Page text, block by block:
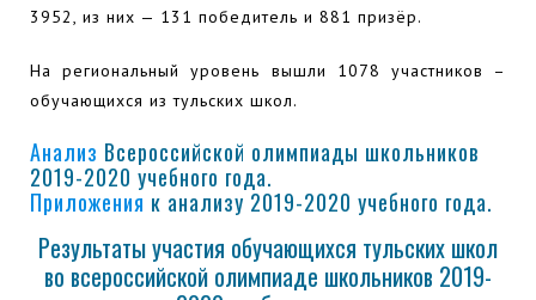
3952, из них — 131 победитель и 881 призёр.
На региональный уровень вышли 1078 участников –
обучающихся из тульских школ.
Анализ Всероссийской олимпиады школьников
2019-2020 учебного года.
Приложения к анализу 2019-2020 учебного года.
Результаты участия обучающихся тульских школ
во всероссийской олимпиаде школьников 2019-